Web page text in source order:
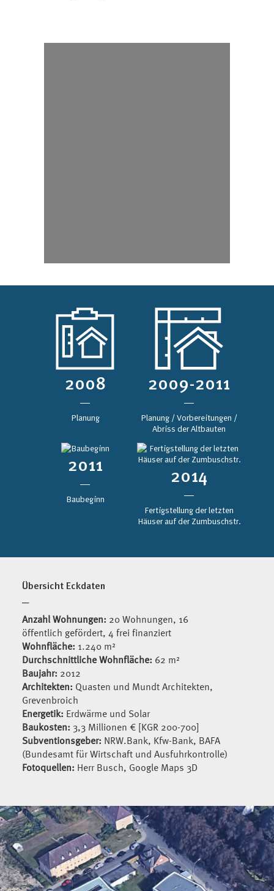
2008
Planung
2009-2011
Planung / Vorbereitungen /
Abriss der Altbauten
2011
Baubeginn
2014
Fertigstellung der letzten
Häuser auf der Zumbuschstr.
Übersicht Eckdaten
─
Anzahl Wohnungen: 20 Wohnungen, 16
öffentlich gefördert, 4 frei finanziert
Wohnfläche: 1.240 m²
Durchschnittliche Wohnfläche: 62 m²
Baujahr: 2012
Architekten: Quasten und Mundt Architekten,
Grevenbroich
Energetik: Erdwärme und Solar
Baukosten: 3,3 Millionen € [KGR 200-700]
Subventionsgeber: NRW.Bank, Kfw-Bank, BAFA
(Bundesamt für Wirtschaft und Ausfuhrkontrolle)
Fotoquellen: Herr Busch, Google Maps 3D